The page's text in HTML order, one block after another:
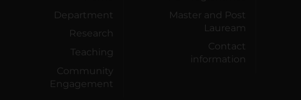
Department
Research
Teaching
Community
Engagement
Master and Post
Lauream
Contact
information